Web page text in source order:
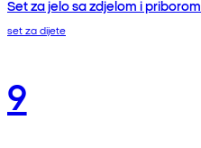
Set za jelo sa zdjelom i priborom
set za dijete
9